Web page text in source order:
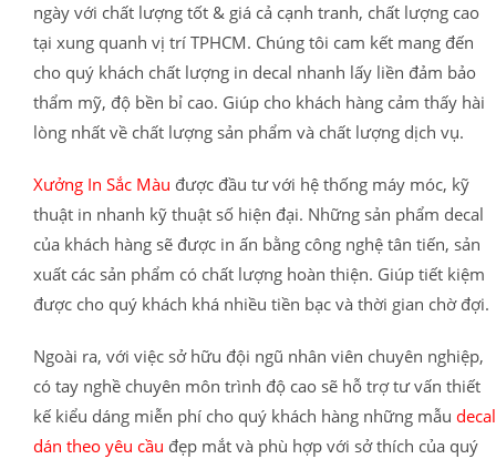
ngày với chất lượng tốt & giá cả cạnh tranh, chất lượng cao
tại xung quanh vị trí TPHCM. Chúng tôi cam kết mang đến
cho quý khách chất lượng in decal nhanh lấy liền đảm bảo
thẩm mỹ, độ bền bỉ cao. Giúp cho khách hàng cảm thấy hài
lòng nhất về chất lượng sản phẩm và chất lượng dịch vụ.
Xưởng In Sắc Màu được đầu tư với hệ thống máy móc, kỹ
thuật in nhanh kỹ thuật số hiện đại. Những sản phẩm decal
của khách hàng sẽ được in ấn bằng công nghệ tân tiến, sản
xuất các sản phẩm có chất lượng hoàn thiện. Giúp tiết kiệm
được cho quý khách khá nhiều tiền bạc và thời gian chờ đợi.
Ngoài ra, với việc sở hữu đội ngũ nhân viên chuyên nghiệp,
có tay nghề chuyên môn trình độ cao sẽ hỗ trợ tư vấn thiết
kế kiểu dáng miễn phí cho quý khách hàng những mẫu decal
dán theo yêu cầu đẹp mắt và phù hợp với sở thích của quý